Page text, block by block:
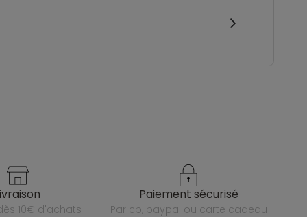
livraison
10€ d'achats
paiement sécurisé
par cb, paypal ou carte cadeau